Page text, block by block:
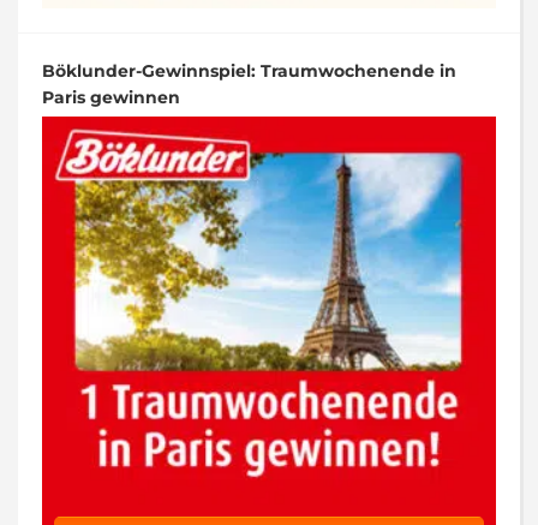
Böklunder-Gewinnspiel: Traumwochenende in
Paris gewinnen